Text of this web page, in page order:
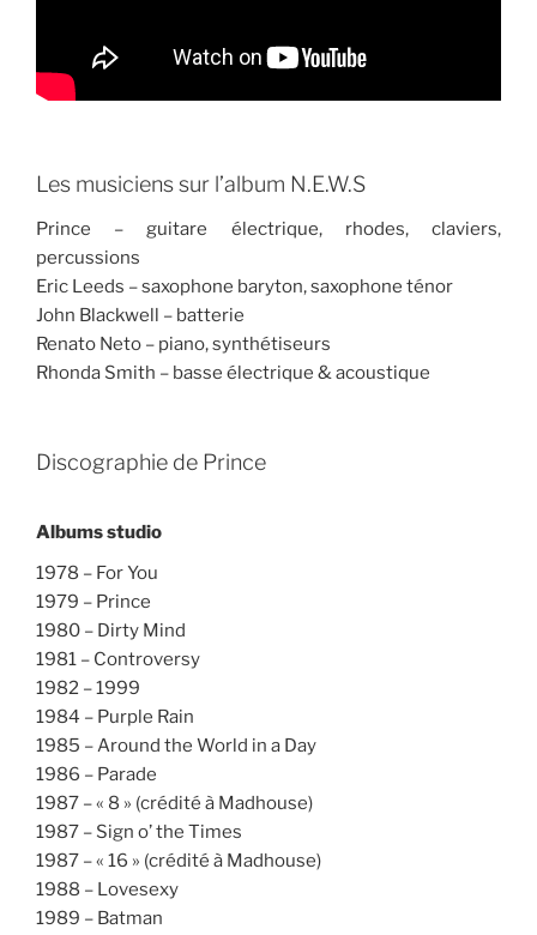
Les musiciens sur l’album N.E.W.S
Prince – guitare électrique, rhodes, claviers,
percussions
Eric Leeds – saxophone baryton, saxophone ténor
John Blackwell – batterie
Renato Neto – piano, synthétiseurs
Rhonda Smith – basse électrique & acoustique
Discographie de Prince
Albums studio
1978 – For You
1979 – Prince
1980 – Dirty Mind
1981 – Controversy
1982 – 1999
1984 – Purple Rain
1985 – Around the World in a Day
1986 – Parade
1987 – « 8 » (crédité à Madhouse)
1987 – Sign o’ the Times
1987 – « 16 » (crédité à Madhouse)
1988 – Lovesexy
1989 – Batman